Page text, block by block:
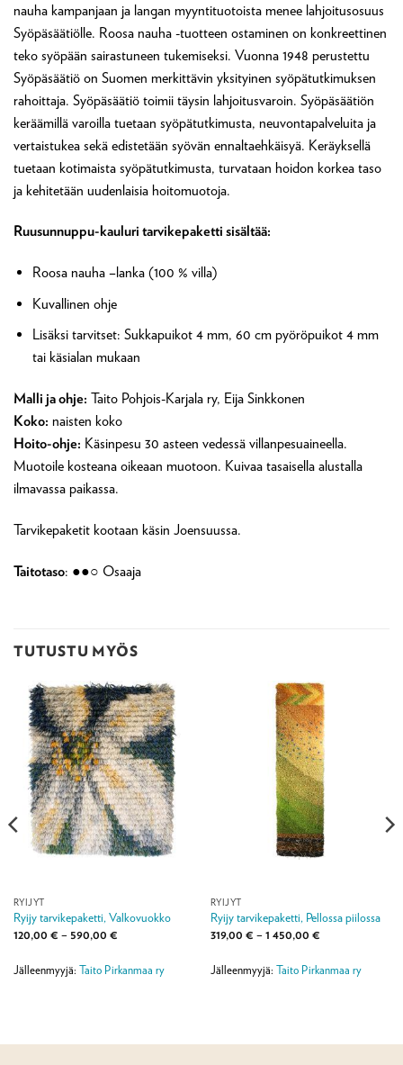
nauha kampanjaan ja langan myyntituotoista menee lahjoitusosuus
Syöpäsäätiölle. Roosa nauha -tuotteen ostaminen on konkreettinen
teko syöpään sairastuneen tukemiseksi. Vuonna 1948 perustettu
Syöpäsäätiö on Suomen merkittävin yksityinen syöpätutkimuksen
rahoittaja. Syöpäsäätiö toimii täysin lahjoitusvaroin. Syöpäsäätiön
keräämillä varoilla tuetaan syöpätutkimusta, neuvontapalveluita ja
vertaistukea sekä edistetään syövän ennaltaehkäisyä. Keräyksellä
tuetaan kotimaista syöpätutkimusta, turvataan hoidon korkea taso
ja kehitetään uudenlaisia hoitomuotoja.
Ruusunnuppu-kauluri tarvikepaketti sisältää:
Roosa nauha –lanka (100 % villa)
Kuvallinen ohje
Lisäksi tarvitset: Sukkapuikot 4 mm, 60 cm pyöröpuikot 4 mm
tai käsialan mukaan
Malli ja ohje: Taito Pohjois-Karjala ry, Eija Sinkkonen
Koko: naisten koko
Hoito-ohje: Käsinpesu 30 asteen vedessä villanpesuaineella.
Muotoile kosteana oikeaan muotoon. Kuivaa tasaisella alustalla
ilmavassa paikassa.
Tarvikepaketit kootaan käsin Joensuussa.
Taitotaso: ●●○ Osaaja
TUTUSTU MYÖS
RYIJYT
Ryijy tarvikepaketti, Valkovuokko
120,00 € – 590,00 €Hintaluokka:
590,00 €
Jälleenmyyjä: Taito Pirkanmaa ry
RYIJYT
Ryijy tarvikepaketti, Pellossa piilossa
319,00 € – 1 450,00 €Hintaluokka:
1
450,00 €
Jälleenmyyjä: Taito Pirkanmaa ry